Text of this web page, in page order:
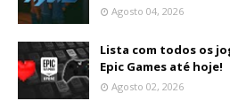
Agosto 04, 2026
Lista com todos os
Epic Games até hoje!
Agosto 02, 2026